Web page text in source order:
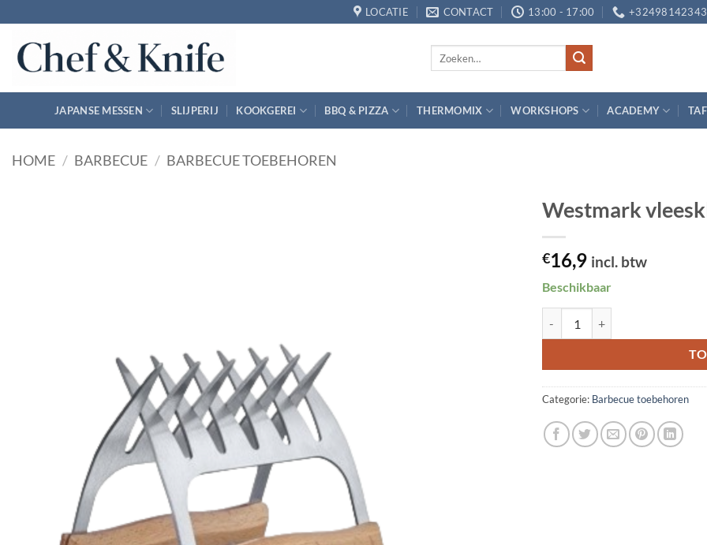
naar
inhoud
LOCATIE CONTACT 13:00 - 17:00 +32498142343
JAPANSE MESSEN SLIJPERIJ KOOKGEREI BBQ & PIZZA THERMOMIX WORKSHOPS ACADEMY
HOME / BARBECUE / BARBECUE TOEBEHOREN
Westmark
€16,9 incl. btw
Beschikbaar
Categorie: Barbecue toebehoren